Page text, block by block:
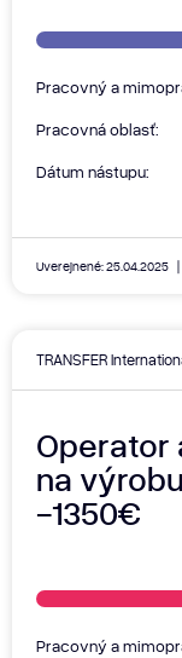
Pracovný a
Pracovná oblasť:
Dátum nástupu:
Uverejnené: 25.04.2025
TRANSFER
Operator
na
-1350€
Pracovný a